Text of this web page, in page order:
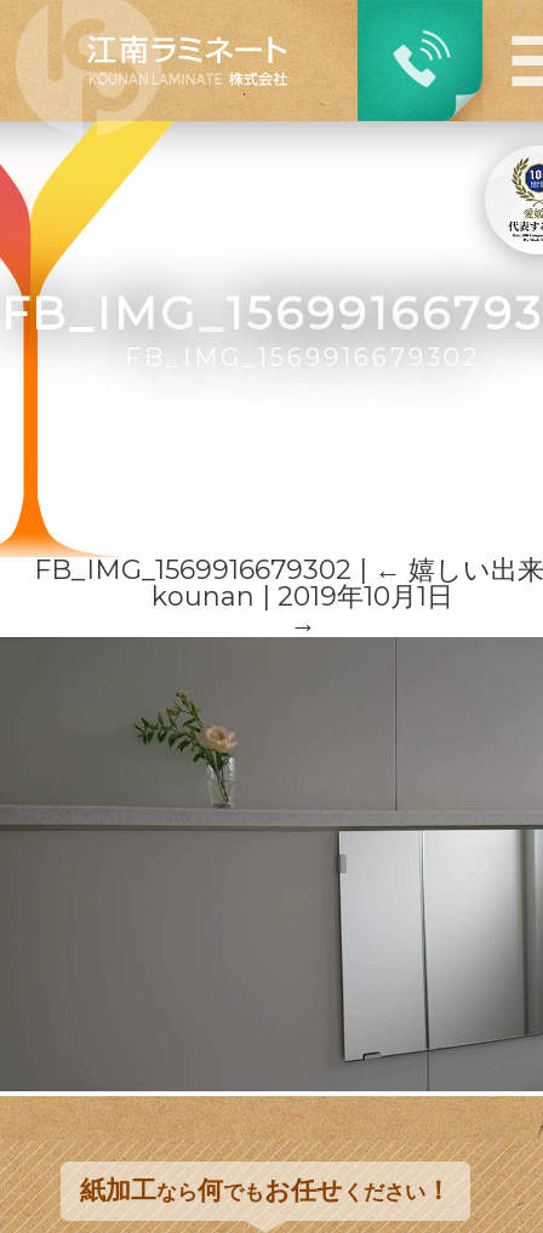
FB_IMG_1569916679302 ←嬉しい出
kounan
|2019年10月1日
→
紙加工なら何でもお任せください！